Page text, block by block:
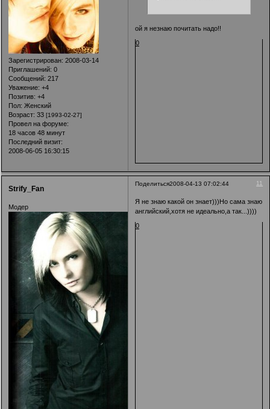
Зарегистрирован: 2008-03-14
Приглашений: 0
Сообщений: 217
Уважение: +4
Позитив: +4
Пол: Женский
Возраст: 33 [1993-02-27]
Провел на форуме:
18 часов 48 минут
Последний визит:
2008-06-05 16:30:15
ой я незнаю почитать надо!!
0
Поделиться 11
2008-04-13 07:02:44
Strify_Fan
Модер
Я не знаю какой он знает)))Но сама знаю
английский,хотя не идеально,а так...))))
0